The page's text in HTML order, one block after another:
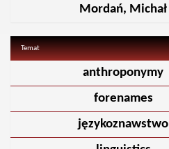
Mordań, Michał
Temat
anthroponymy
forenames
językoznawstwo